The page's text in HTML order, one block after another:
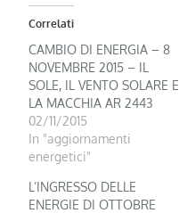
Correlati
CAMBIO DI ENERGIA – 8
NOVEMBRE 2015 – IL
SOLE, IL VENTO SOLARE E
LA MACCHIA AR 2443
02/11/2015
In "aggiornamenti
energetici"
L’INGRESSO DELLE
ENERGIE DI OTTOBRE